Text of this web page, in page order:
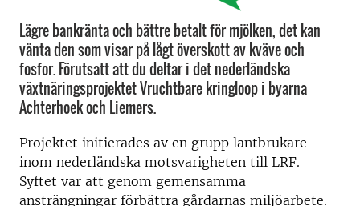
Lägre bankränta och bättre betalt för mjölken, det kan
vänta den som visar på lågt överskott av kväve och
fosfor. Förutsatt att du deltar i det nederländska
växtnäringsprojektet Vruchtbare kringloop i byarna
Achterhoek och Liemers.
Projektet initierades av en grupp lantbrukare
inom nederländska motsvarigheten till LRF.
Syftet var att genom gemensamma
ansträngningar förbättra gårdarnas miljöarbete.